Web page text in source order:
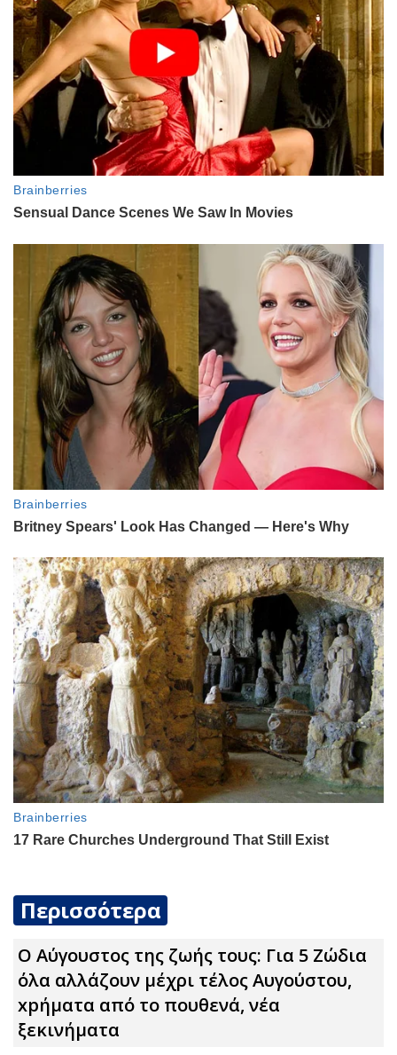
Περισσότερα
Ο Αύγουστος της ζωής τους: Για 5 Zώδια
όλα αλλάζουν μέχρι τέλος Αυγούστου,
xpήματα από το πουθενά, νέα
ξεκινήματα